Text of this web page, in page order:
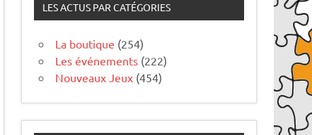
LES ACTUS PAR CATÉGORIES
La boutique (254)
Les événements (222)
Nouveaux Jeux (454)